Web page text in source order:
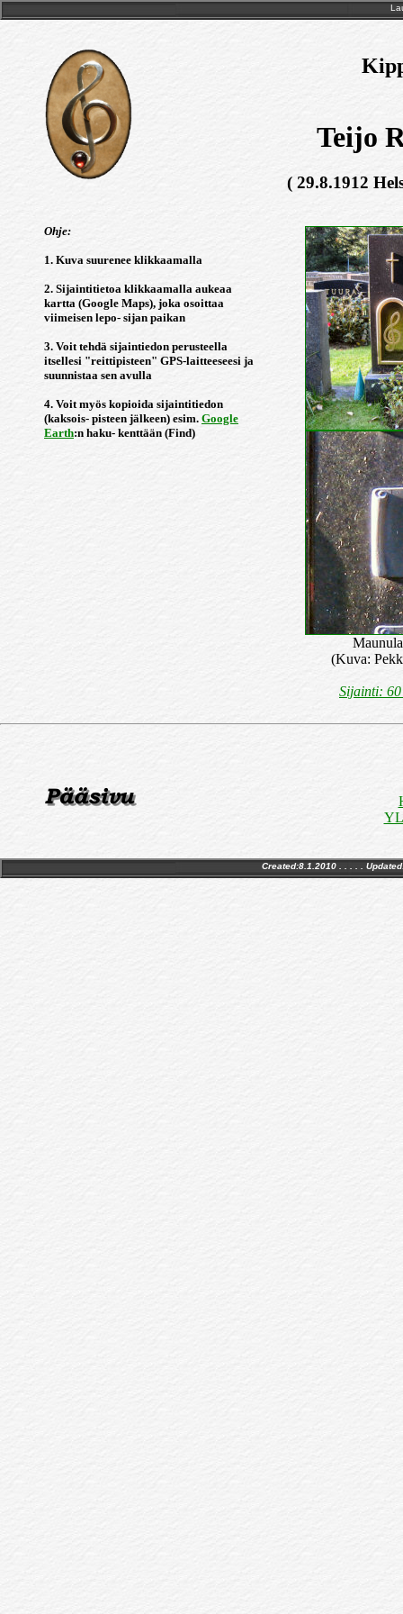
Teijo
( 29.8.1912
Ohje:
1. Kuva suurenee klikkaamalla
2. Sijaintitietoa klikkaamalla aukeaa
kartta (Google Maps), joka osoittaa
viimeisen lepo- sijan paikan
3. Voit tehdä sijaintiedon perusteella
itsellesi "reittipisteen" GPS-laitteeseesi ja
suunnistaa sen avulla
4. Voit myös kopioida sijaintitiedon
(kaksois- pisteen jälkeen) esim. Google
Earth:n haku- kenttään (Find)
(Kuva:
Sijainti:
Created:8.1.2010 . . . . .